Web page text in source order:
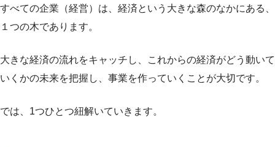
すべての企業（経営）は、経済という大きな森のなかにある、
１つの木であります。
大きな経済の流れをキャッチし、これからの経済がどう動いて
いくかの未来を把握し、事業を作っていくことが大切です。
では、1つひとつ紐解いていきます。